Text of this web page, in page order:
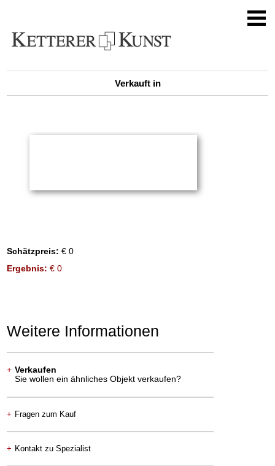
Verkauft in
Schätzpreis: € 0
Ergebnis: € 0
Weitere Informationen
+ Verkaufen
Sie wollen ein ähnliches Objekt verkaufen?
+ Fragen zum Kauf
+ Kontakt zu Spezialist